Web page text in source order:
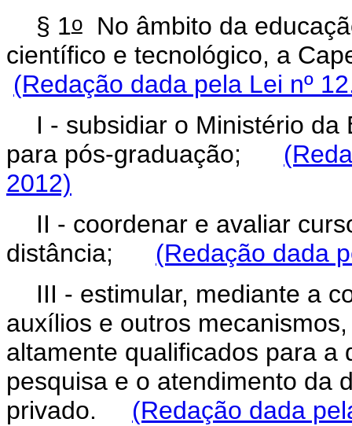
§ 1oNo âmbito da
científico e tecnológico, a
(Redação dada pela Lei nº
I - subsidiar o Ministério
para pós-graduação;
2012)
II - coordenar e avaliar
distância; (Redação dada
III - estimular, mediante a
auxílios e outros
altamente qualificados para a
pesquisa e o atendimento da
privado. (Redação dada